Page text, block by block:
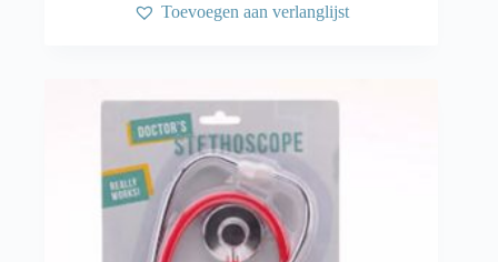
Toevoegen aan verlanglijst